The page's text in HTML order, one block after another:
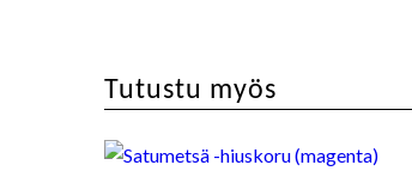
Tutustu myös